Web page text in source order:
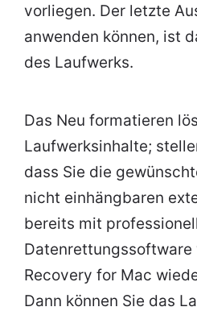
vorliegen. Der letzte
anwenden können, ist
des Laufwerks.
Das Neu formatieren
Laufwerksinhalte;
dass Sie die
nicht einhängbaren
bereits mit
Datenrettungssoftware
Recovery for Mac
Dann können Sie das